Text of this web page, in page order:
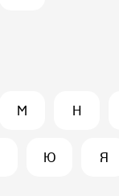
М Н
Ю Я